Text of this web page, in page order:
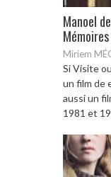
Manoel
Miriem
Si Visite
un film de
aussi un
1981 et